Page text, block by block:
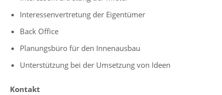
Interessenvertretung der Eigentümer
Back Office
Planungsbüro für den Innenausbau
Unterstützung bei der Umsetzung von Ideen
Kontakt